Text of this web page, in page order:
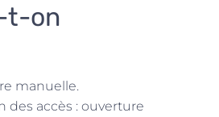
t-on
manuelle.
des accès : ouverture